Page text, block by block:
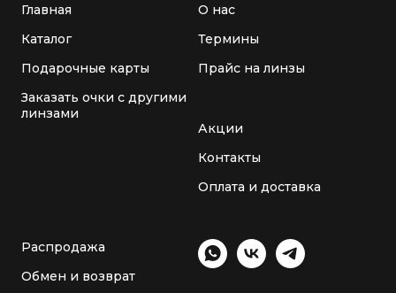
Главная
Каталог
Подарочные карты
Заказать очки с другими
линзами
О нас
Термины
Прайс на линзы
Акции
Контакты
Оплата и доставка
Распродажа
Обмен и возврат